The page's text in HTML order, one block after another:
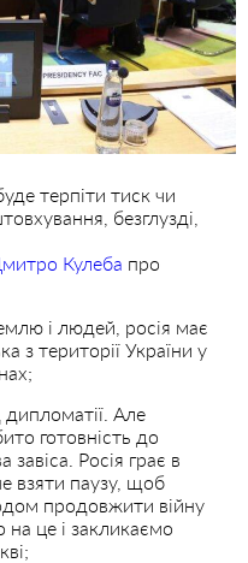
терпіти тиск чи
безглузді,
Кулеба про
і людей, росія має
з території України у
дипломатії. Але
готовність до
Росія грає в
взяти паузу, щоб
продовжити війну
це і закликаємо